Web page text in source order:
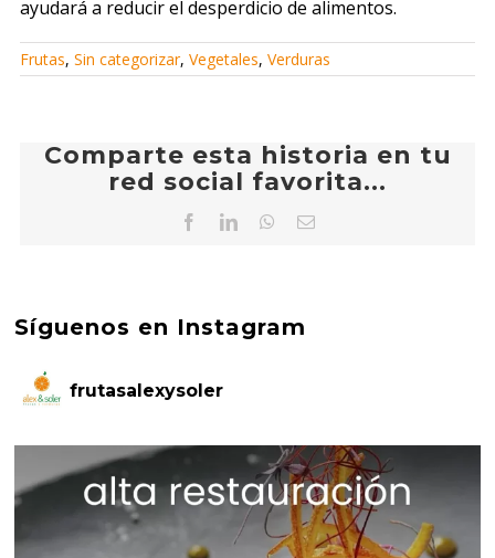
ayudará a reducir el desperdicio de alimentos.
Frutas, Sin categorizar, Vegetales, Verduras
Comparte esta historia en tu
red social favorita...
FacebookLinkedInWhatsApp
Correo
Síguenos en Instagram
frutasalexysoler